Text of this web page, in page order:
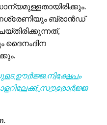
ബ്രാൻഡ്
ഊർജ്ജ നിക്ഷേപം
സൗരോർജ്ജ